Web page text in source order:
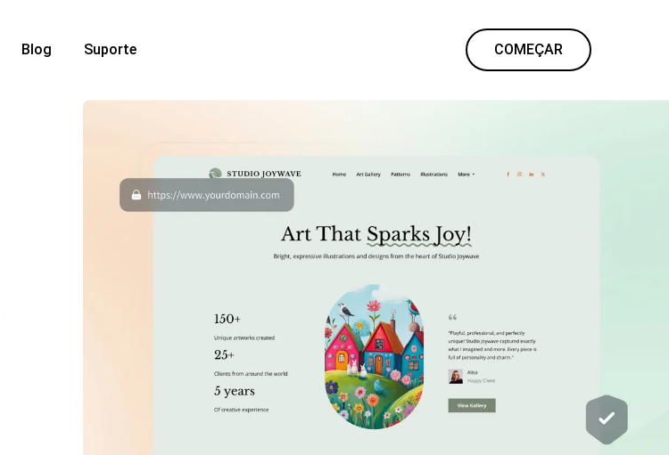
Blog Suporte COMEÇAR